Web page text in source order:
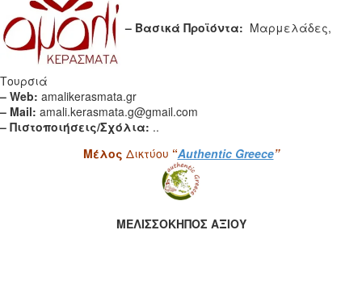
– Βασικά Προϊόντα: Μαρμελάδες,
Τουρσιά
– Web: amalikerasmata.gr
– Mail: amali.kerasmata.g@gmail.com
– Πιστοποιήσεις/Σχόλια: ..
Μέλος Δικτύου “Authentic Greece”
ΜΕΛΙΣΣΟΚΗΠΟΣ ΑΞΙΟΥ